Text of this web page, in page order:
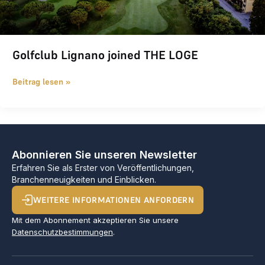
Golfclub Lignano joined THE LOGE
Beitrag lesen »
Abonnieren Sie unseren Newsletter
Erfahren Sie als Erster von Veröffentlichungen,
Branchenneuigkeiten und Einblicken.
WEITERE INFORMATIONEN ANFORDERN
Mit dem Abonnement akzeptieren Sie unsere
Datenschutzbestimmungen.